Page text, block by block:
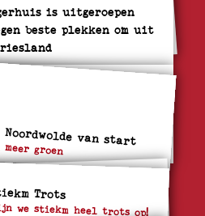
is uitgeroepen
beste plekken om uit
van start
groen
Trots
we stiekm heel trots op!